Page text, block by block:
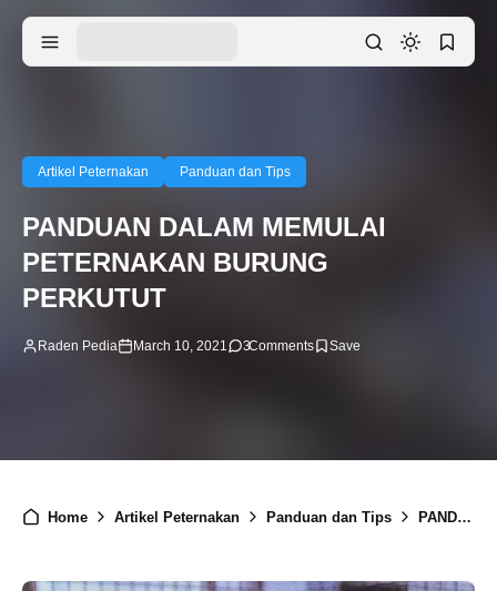
Artikel Peternakan Panduan dan Tips
PANDUAN DALAM MEMULAI
PETERNAKAN BURUNG
PERKUTUT
Raden Pedia March 10, 2021 3Comments
Home Artikel Peternakan Panduan dan Tips PANDUAN DALAM MEMULAI PETERNAKAN BURUNG PERKUTUT